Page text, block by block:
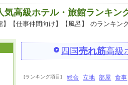
気高級ホテル・旅館ランキン
【仕事仲間向け】【風呂】 のランキン
四国売れ筋高級
[ランキング項目] 総合 立地 部屋 食事